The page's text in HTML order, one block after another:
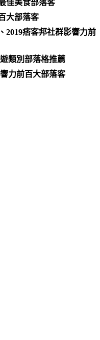
佳美食部落客
大部落客
2019痞客邦社群影響力前
類別部落格推薦
力前百大部落客